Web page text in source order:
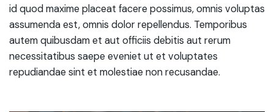
id quod maxime placeat facere possimus, omnis voluptas
assumenda est, omnis dolor repellendus. Temporibus
autem quibusdam et aut officiis debitis aut rerum
necessitatibus saepe eveniet ut et voluptates
repudiandae sint et molestiae non recusandae.